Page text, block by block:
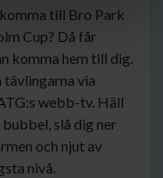
till Bro Park
Cup? Då får
komma hem till dig.
tävlingarna via
webb-tv. Häll
slå dig ner
och njut av
nivå.